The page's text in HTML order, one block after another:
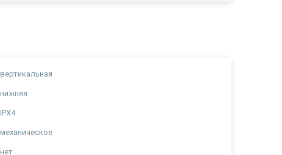
вертикальная
нижняя
IPX4
механическое
нет